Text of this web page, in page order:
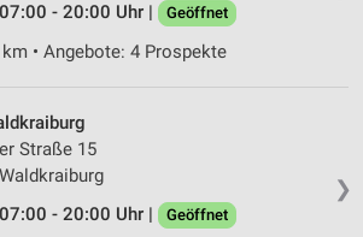
- 20:00 Uhr |
Geöffnet
• Angebote: 4 Prospekte
❯
Straße 15
- 20:00 Uhr |
Geöffnet